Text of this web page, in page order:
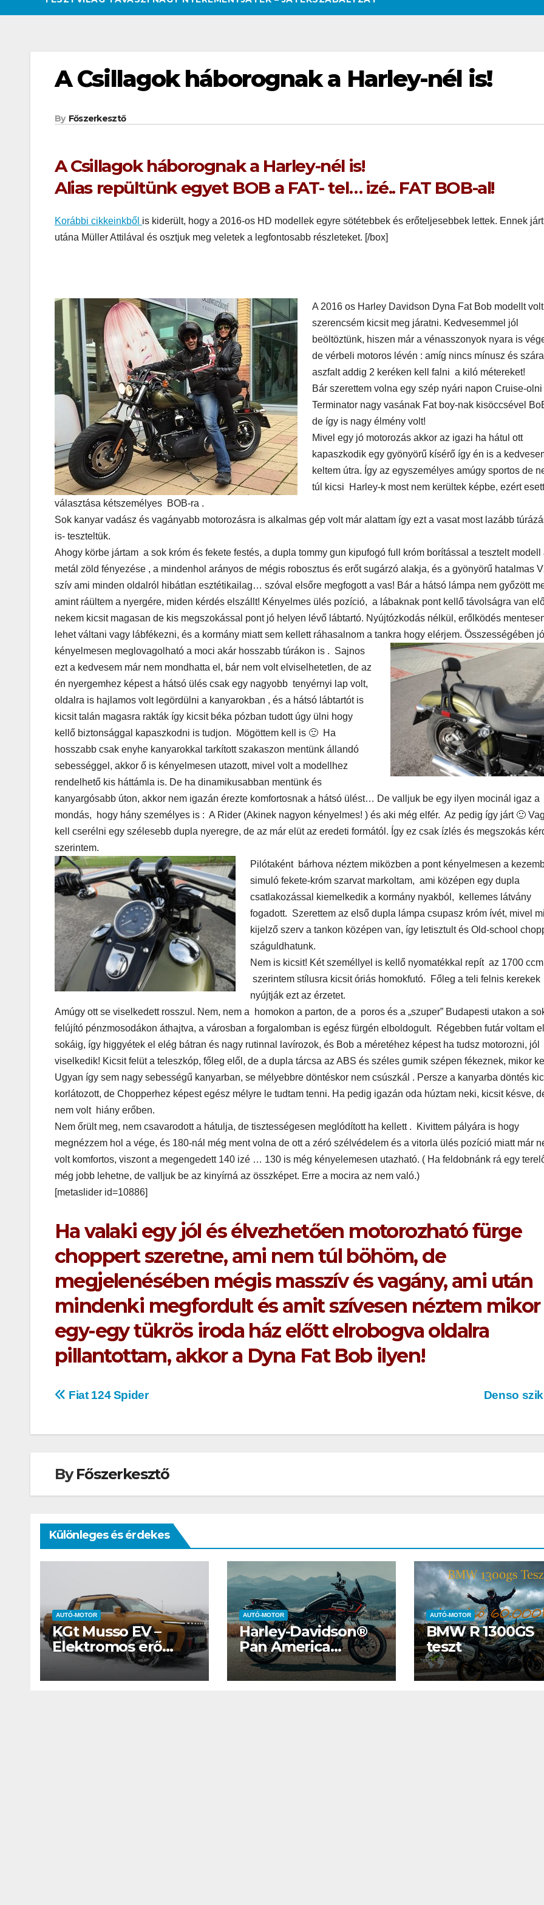
A Csillagok háborognak a Harley-nél is!
By Főszerkesztő
A Csillagok háborognak a Harley-nél is!
Alias repültünk egyet BOB a FAT- tel… izé.. FAT BOB-al!
Korábbi cikkeinkből is kiderült, hogy a 2016-os HD modellek egyre sötétebbek és erőteljesebbek lettek. Ennek
utána Müller Attilával és osztjuk meg veletek a legfontosabb részleteket. [/box]
A 2016 os Harley Davidson Dyna Fat Bob modellt volt
szerencsém kicsit meg járatni. Kedvesemmel jól
beöltöztünk, hiszen már a vénasszonyok nyara is
de vérbeli motoros lévén : amíg nincs mínusz és
aszfalt addig 2 keréken kell falni a kiló métereket!
Bár szerettem volna egy szép nyári napon Cruise-olni
Terminator nagy vasának Fat boy-nak kisöccsével
de így is nagy élmény volt!
Mivel egy jó motorozás akkor az igazi ha hátul ott
kapaszkodik egy gyönyörű kísérő így én is a
keltem útra. Így az egyszemélyes amúgy sportos de
túl kicsi Harley-k most nem kerültek képbe, ezért
választása kétszemélyes BOB-ra .
Sok kanyar vadász és vagányabb motorozásra is alkalmas gép volt már alattam így ezt a vasat most lazább
is- teszteltük.
Ahogy körbe jártam a sok króm és fekete festés, a dupla tommy gun kipufogó full króm borítással a tesztelt modell
metál zöld fényezése , a mindenhol arányos de mégis robosztus és erőt sugárzó alakja, és a gyönyörű hatalmas
szív ami minden oldalról hibátlan esztétikailag… szóval elsőre megfogott a vas! Bár a hátsó lámpa nem győzött
amint ráültem a nyergére, miden kérdés elszállt! Kényelmes ülés pozíció, a lábaknak pont kellő távolságra van
nekem kicsit magasan de kis megszokással pont jó helyen lévő lábtartó. Nyújtózkodás nélkül, erőlködés
lehet váltani vagy lábfékezni, és a kormány miatt sem kellett ráhasalnom a tankra hogy elérjem. Összességében
kényelmesen meglovagolható a moci akár hosszabb túrákon is . Sajnos
ezt a kedvesem már nem mondhatta el, bár nem volt elviselhetetlen, de az
én nyergemhez képest a hátsó ülés csak egy nagyobb tenyérnyi lap volt,
oldalra is hajlamos volt legördülni a kanyarokban , és a hátsó lábtartót is
kicsit talán magasra rakták így kicsit béka pózban tudott úgy ülni hogy
kellő biztonsággal kapaszkodni is tudjon. Mögöttem kell is 🙂 Ha
hosszabb csak enyhe kanyarokkal tarkított szakaszon mentünk állandó
sebességgel, akkor ő is kényelmesen utazott, mivel volt a modellhez
rendelhető kis háttámla is. De ha dinamikusabban mentünk és
kanyargósabb úton, akkor nem igazán érezte komfortosnak a hátsó ülést… De valljuk be egy ilyen mocinál igaz a
mondás, hogy hány személyes is : A Rider (Akinek nagyon kényelmes! ) és aki még elfér. Az pedig így járt 🙂
kell cserélni egy szélesebb dupla nyeregre, de az már elüt az eredeti formától. Így ez csak ízlés és megszokás
szerintem.
Pilótaként bárhova néztem miközben a pont kényelmesen a
simuló fekete-króm szarvat markoltam, ami középen egy dupla
csatlakozással kiemelkedik a kormány nyakból, kellemes látvány
fogadott. Szerettem az első dupla lámpa csupasz króm ívét, mivel
kijelző szerv a tankon középen van, így letisztult és Old-school
száguldhatunk.
Nem is kicsit! Két személlyel is kellő nyomatékkal repít az 1700
szerintem stílusra kicsit óriás homokfutó. Főleg a teli felnis kerekek
nyújtják ezt az érzetet.
Amúgy ott se viselkedett rosszul. Nem, nem a homokon a parton, de a poros és a „szuper” Budapesti utakon a
felújító pénzmosodákon áthajtva, a városban a forgalomban is egész fürgén elboldogult. Régebben futár voltam
sokáig, így higgyétek el elég bátran és nagy rutinnal lavírozok, és Bob a méretéhez képest ha tudsz motorozni, jól
viselkedik! Kicsit felüt a teleszkóp, főleg elől, de a dupla tárcsa az ABS és széles gumik szépen fékeznek, mikor
Ugyan így sem nagy sebességű kanyarban, se mélyebbre döntéskor nem csúszkál . Persze a kanyarba döntés
korlátozott, de Chopperhez képest egész mélyre le tudtam tenni. Ha pedig igazán oda húztam neki, kicsit késve,
nem volt hiány erőben.
Nem őrült meg, nem csavarodott a hátulja, de tisztességesen meglódított ha kellett . Kivittem pályára is hogy
megnézzem hol a vége, és 180-nál még ment volna de ott a zéró szélvédelem és a vitorla ülés pozíció miatt már
volt komfortos, viszont a megengedett 140 izé … 130 is még kényelemesen utazható. ( Ha feldobnánk rá egy
még jobb lehetne, de valljuk be az kinyírná az összképet. Erre a mocira az nem való.)
[metaslider id=10886]
Ha valaki egy jól és élvezhetően motorozható fürge
choppert szeretne, ami nem túl böhöm, de
megjelenésében mégis masszív és vagány, ami után
mindenki megfordult és amit szívesen néztem mikor
egy-egy tükrös iroda ház előtt elrobogva oldalra
pillantottam, akkor a Dyna Fat Bob ilyen!
Bejegyzés
Denso
Fiat 124 Spider
ByFőszerkesztő
Különleges és érdekes
AUTÓ-MOTOR
KGt Musso EV –
Elektromos erő
arany köntösben
AUTÓ-MOTOR
Harley-Davidson®
Pan America
1250 ST teszt
AUTÓ-MOTOR
BMW R 1300GS
teszt
Szépségápolá
s a Forró Nyári
Hőségben
keratinos
hőillesztés
meg
MEGKÓSTOLTUK
Teszteltük a
Dr. Greek-et:
Óriási girosz
és kellemes
kerthelyiség
Csepel
szívében
MEGKÓSTOLTUK UTAZÁS
Waterdrop az
Avakas
George
kanyonban
ÉTTEREM
Déli
teszt
AUDIO MŰSZAKI
Thermaltake
ARGENT H5
RGB 7.1
Surround
Gaming
Headset teszt
– amikor a
játék tényleg
megszólal
AUDIO MŰSZAKI
Sony WH-
1000XM6 teszt
– amikor a zaj
egyszerűen
eltűnik
AUDIO MŰSZAKI
Solum
Onyx
CSAJOK HÍREK
A bőröndöd új
sztárja
EGÉSZSÉG ÉNIDŐ NEKÜNK BEJÖTT
Te tudsz
újraéleszteni?
CSAJOK
s a
AUTÓ-MOTOR
KGt Musso EV
– Elektromos
erő arany
köntösben
AUTÓ-MOTOR
Harley-
Davidson®
Pan America
1250 ST teszt
AUTÓ-MOTOR
BMW